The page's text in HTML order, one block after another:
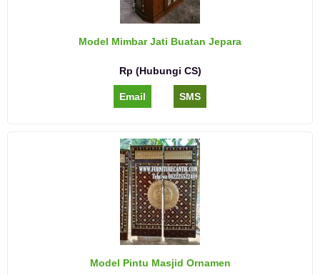
Model Mimbar Jati Buatan Jepara
Rp (Hubungi CS)
Email SMS
Model Pintu Masjid Ornamen